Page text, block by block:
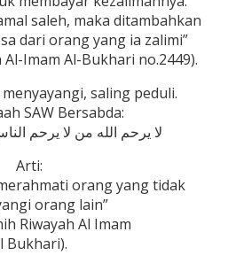
saleh, maka ditambahkan
dari orang yang ia zalimi”
Al-Imam Al-Bukhari no.2449).
saling peduli.
SAW Bersabda:
لا يرحم الله من لا يرحم
Arti:
orang yang tidak
orang lain”
Riwayah Al Imam
Bukhari).